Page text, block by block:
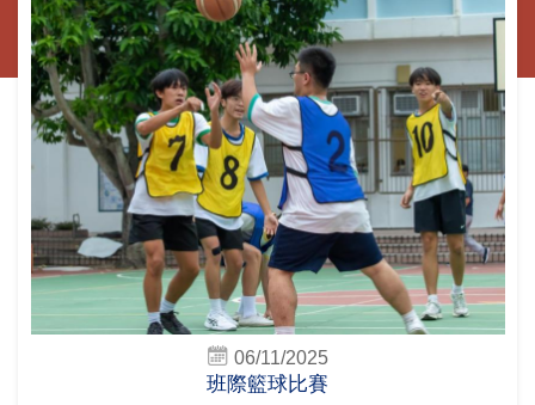
06/11/2025
班際籃球比賽